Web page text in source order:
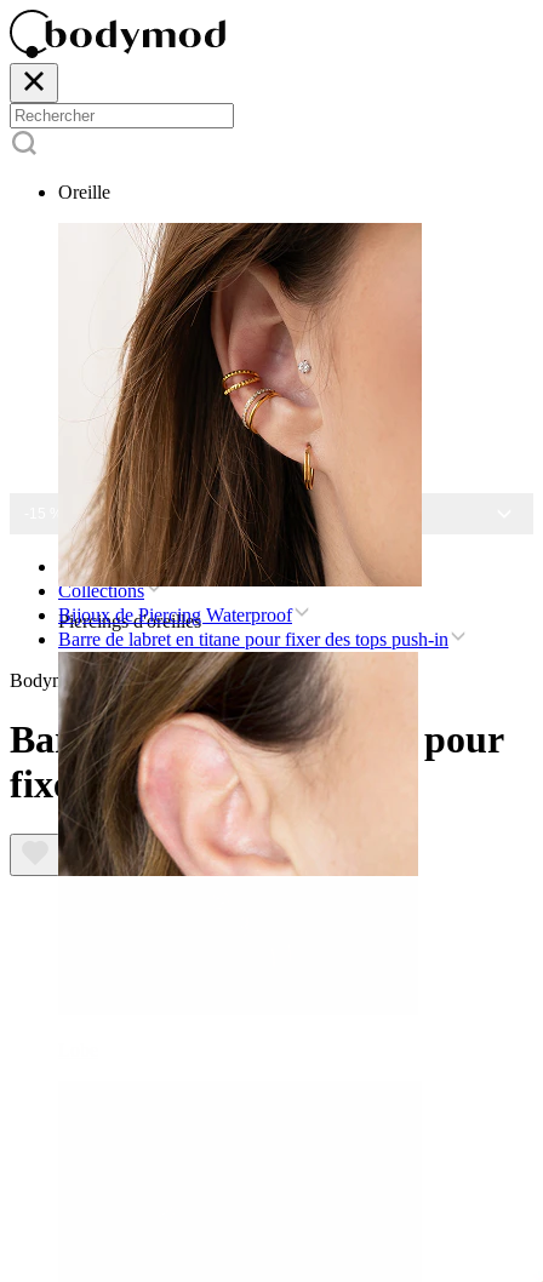
Oreille
Piercings d'oreilles
-15 % SUR TOUS NOS BIJOUX
Accueil
Collections
Bijoux de Piercing Waterproof
Barre de labret en titane pour fixer des tops push-in
Bodymod Essentials
Barre de labret en titane pour
fixer des tops push-in